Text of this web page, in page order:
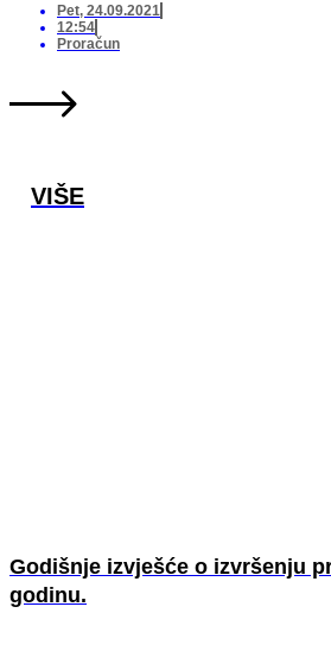
Pet, 24.09.2021
12:54
Proračun
VIŠE
Godišnje izvješće o izvršenju
godinu.